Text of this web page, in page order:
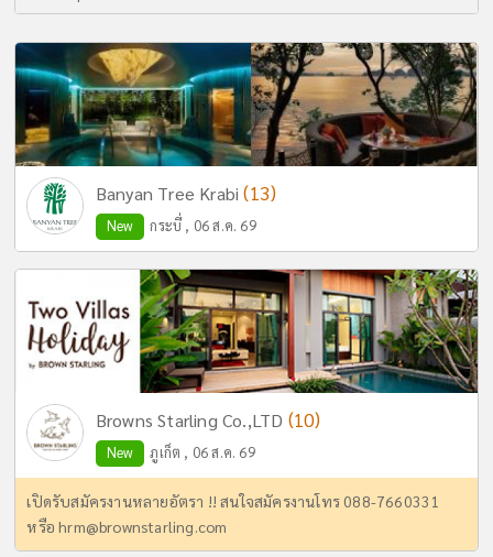
Banyan Tree Krabi(13)
New กระบี่ , 06 ส.ค. 69
Browns Starling Co.,LTD (10)
New ภูเก็ต , 06 ส.ค. 69
เปิดรับสมัครงานหลายอัตรา !! สนใจสมัครงานโทร 088-7660331
หรือhrm@brownstarling.com